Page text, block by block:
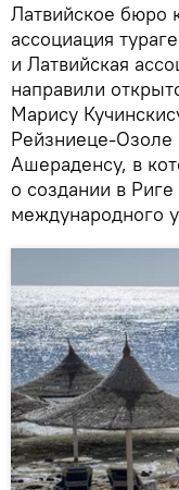
Латвийское бюро
ассоциация
и Латвийская
направили
Марису
Рейзниеце-Озоле
Ашераденсу, в
о создании в
международного